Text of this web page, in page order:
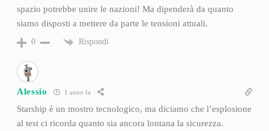
spazio potrebbe unire le nazioni! Ma dipenderà da quanto
siamo disposti a mettere da parte le tensioni attuali.
0 Rispondi
Alessio 1 anno fa
Starship è un mostro tecnologico, ma diciamo che l’esplosione
al test ci ricorda quanto sia ancora lontana la sicurezza.